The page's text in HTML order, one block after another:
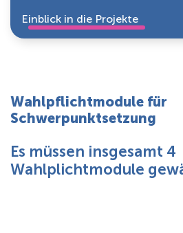
Einblick in die Projekte
Wahlpflichtmodule für
Schwerpunktsetzung
Es müssen insgesamt 4
Wahlplichtmodule